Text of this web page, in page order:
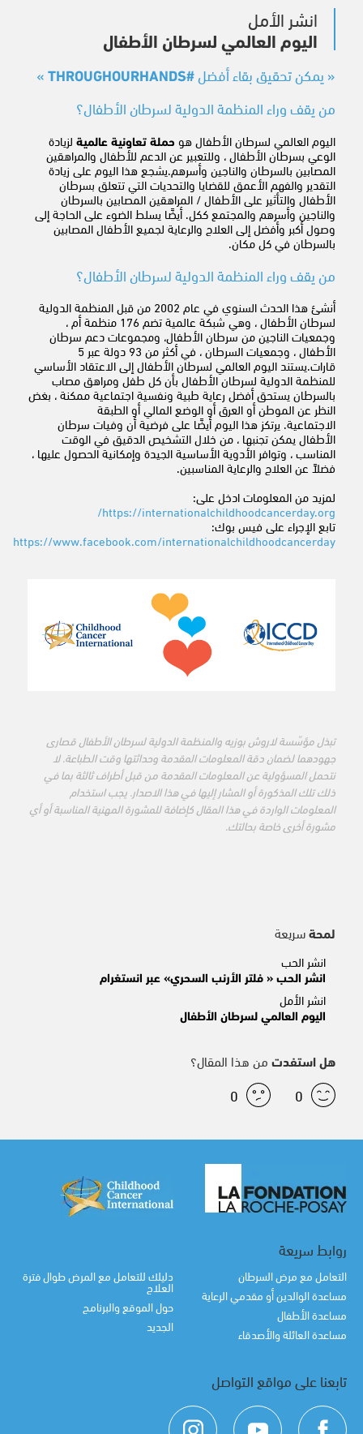
انشر الأمل
اليوم العالمي لسرطان الأطفال
« يمكن تحقيق بقاء أفضل#THROUGHOURHANDS
»
من يقف وراء المنظمة الدولية لسرطان الأطفال؟
اليوم العالمي لسرطان الأطفال هوحملة تعاونية عالميةلزيادة
الوعي بسرطان الأطفال ، وللتعبير عن الدعم للأطفال والمراهقين
المصابين بالسرطان والناجين وأسرهم.يشجع هذا اليوم على زيادة
التقدير والفهم الأعمق للقضايا والتحديات التي تتعلق بسرطان
الأطفال والتأثير على الأطفال / المراهقين المصابين بالسرطان
والناجين وأسرهم والمجتمع ككل. أيضًا يسلط الضوء على الحاجة إلى
وصول أكبر وأفضل إلى العلاج والرعاية لجميع الأطفال المصابين
بالسرطان في كل مكان.
من يقف وراء المنظمة الدولية لسرطان الأطفال؟
أنشئ هذا الحدث السنوي في عام 2002 من قبل المنظمة الدولية
لسرطان الأطفال ، وهي شبكة عالمية تضم 176 منظمة أم ،
وجمعيات الناجين من سرطان الأطفال، ومجموعات دعم سرطان
الأطفال ، وجمعيات السرطان ، في أكثر من 93 دولة عبر 5
قارات.يستند اليوم العالمي لسرطان الأطفال إلى الاعتقاد الأساسي
للمنظمة الدولية لسرطان الأطفال بأن كل طفل ومراهق مصاب
بالسرطان يستحق أفضل رعاية طبية ونفسية اجتماعية ممكنة ، بغض
النظر عن الموطن أو العرق أو الوضع المالي أو الطبقة
الاجتماعية. يرتكز هذا اليوم أيضًا على فرضية أن وفيات سرطان
الأطفال يمكن تجنبها ، من خلال التشخيص الدقيق في الوقت
المناسب ، وتوافر الأدوية الأساسية الجيدة وإمكانية الحصول عليها ،
فضلاً عن العلاج والرعاية المناسبين.
لمزيد من المعلومات ادخل على: ​​​​​​​
https://internationalchildhoodcancerday.org/
تابع الإجراء على فيس بوك:
https://www.facebook.com/internationalchildhoodcancerday
تبذل مؤسّسة لاروش بوزيه والمنظمة الدولية لسرطان الأطفال قصارى
جهودهما لضمان دقة المعلومات المقدمة وحداثتها وقت الطباعة. لا
نتحمل المسؤولية عن المعلومات المقدمة من قبل أطراف ثالثة بما في
ذلك تلك المذكورة أو المشار إليها في هذا الاصدار. يجب استخدام
المعلومات الواردة في هذا المقال كإضافة للمشورة المهنية المناسبة أو أي
مشورة أخرى خاصة بحالتك.
لمحةسريعة
انشر الحب
انشر الحب « فلتر الأرنب السحري» عبر انستغرام
انشر الأمل
اليوم العالمي لسرطان الأطفال
هل استفدتمن هذا المقال؟
0
0
روابط سريعة
التعامل مع مرض السرطان
مساعدة الوالدين أو مقدمي الرعاية
مساعدة الأطفال
مساعدة العائلة والأصدقاء
دليلك للتعامل مع المرض طوال فترة
العلاج
حول الموقع والبرنامج
الجديد
تابعنا على مواقع التواصل